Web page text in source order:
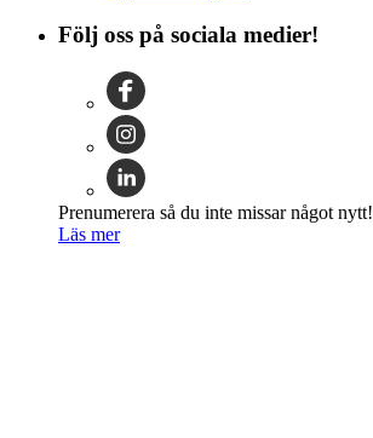
Följ oss på sociala medier!
Prenumerera så du inte missar något nytt!
Läs mer